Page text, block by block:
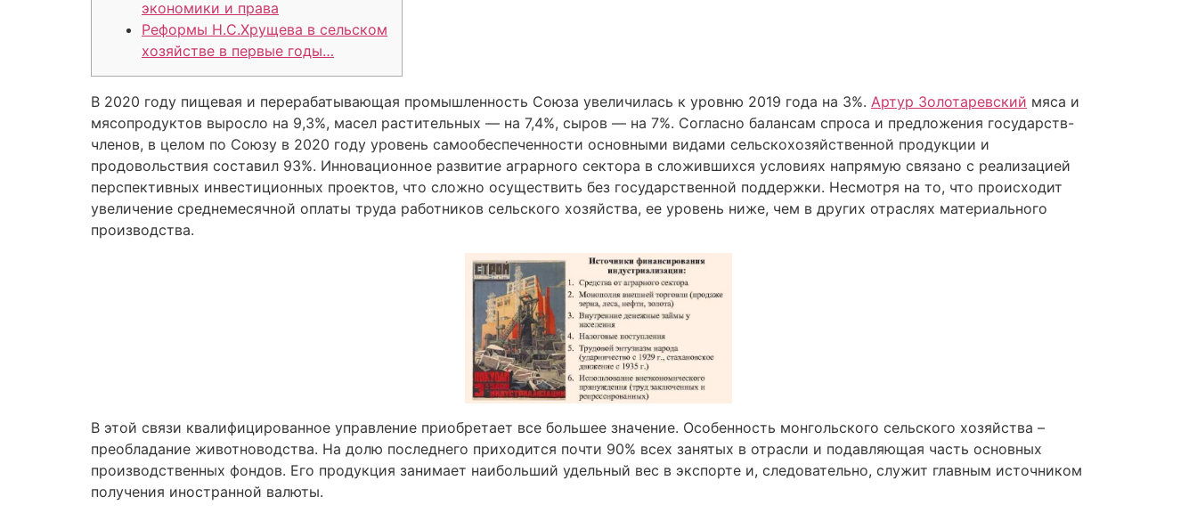
экономики и права
Реформы Н.С.Хрущева в сельском
хозяйстве в первые годы…
В 2020 году пищевая и перерабатывающая промышленность Союза увеличилась к уровню 2019 года на 3%. Артур Золотаревский мяса и
мясопродуктов выросло на 9,3%, масел растительных — на 7,4%, сыров — на 7%. Согласно балансам спроса и предложения государств-
членов, в целом по Союзу в 2020 году уровень самообеспеченности основными видами сельскохозяйственной продукции и
продовольствия составил 93%. Инновационное развитие аграрного сектора в сложившихся условиях напрямую связано с реализацией
перспективных инвестиционных проектов, что сложно осуществить без государственной поддержки. Несмотря на то, что происходит
увеличение среднемесячной оплаты труда работников сельского хозяйства, ее уровень ниже, чем в других отраслях материального
производства.
В этой связи квалифицированное управление приобретает все большее значение. Особенность монгольского сельского хозяйства –
преобладание животноводства. На долю последнего приходится почти 90% всех занятых в отрасли и подавляющая часть основных
производственных фондов. Его продукция занимает наибольший удельный вес в экспорте и, следовательно, служит главным источником
получения иностранной валюты.